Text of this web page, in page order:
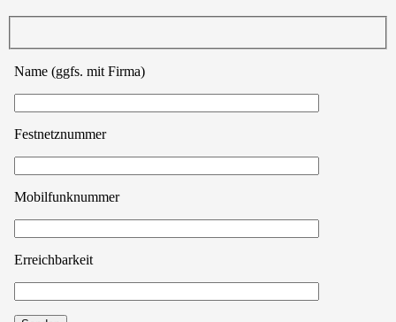
Name (ggfs. mit Firma)
Festnetznummer
Mobilfunknummer
Erreichbarkeit